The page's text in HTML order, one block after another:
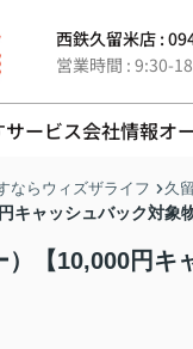
西鉄久留米店 :
営業時間 : 9:30-
サービス会社情報オ
ならウィズザライフ 久
ャッシュバック対象物
【10,000円キ